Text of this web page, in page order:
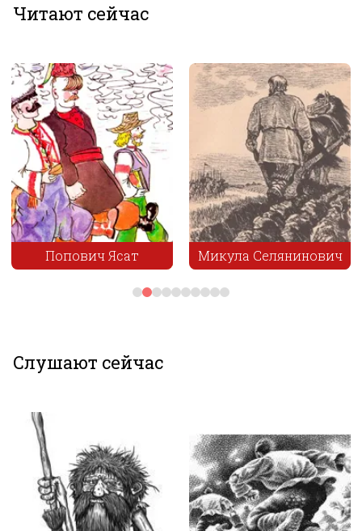
Читают сейчас
Микула Селянинович Не любо-не слушай
Слушают сейчас